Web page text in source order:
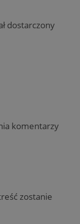
dostarczony
komentarzy
zostanie